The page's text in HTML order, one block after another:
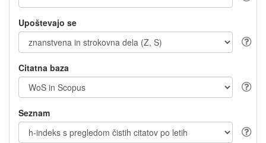
Upoštevajo se
Citatna baza
Seznam